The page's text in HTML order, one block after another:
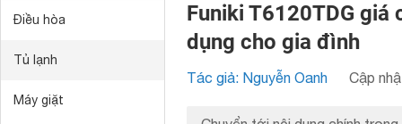
Điều hòa
Tủ lạnh
Máy giặt
Funiki T6120TDG
dụng cho gia đình
Tác giả: Nguyễn Oanh Cập